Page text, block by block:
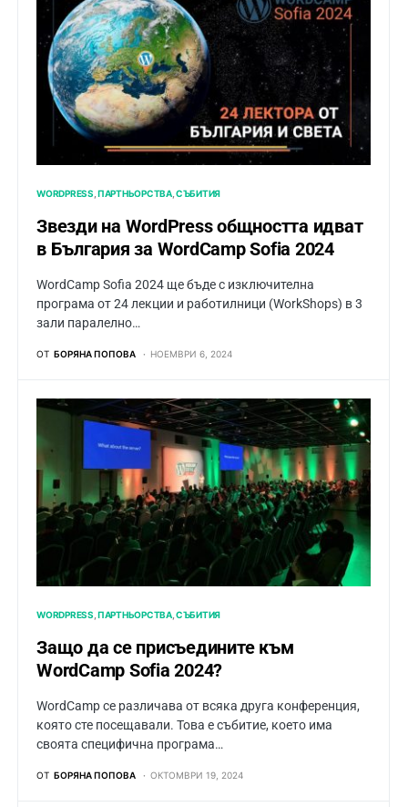
WORDPRESS ПАРТНЬОРСТВА СЪБИТИЯ
Звезди на WordPress общността идват
в България за WordCamp Sofia 2024
WordCamp Sofia 2024 ще бъде с изключителна
програма от 24 лекции и работилници (WorkShops) в 3
зали паралелно…
ОТ БОРЯНА ПОПОВА НОЕМВРИ 6, 2024
WORDPRESS ПАРТНЬОРСТВА СЪБИТИЯ
Защо да се присъедините към
WordCamp Sofia 2024?
WordCamp се различава от всяка друга конференция,
която сте посещавали. Това е събитие, което има
своята специфична програма…
ОТ БОРЯНА ПОПОВА ОКТОМВРИ 19, 2024